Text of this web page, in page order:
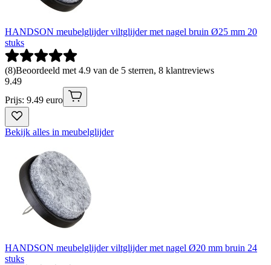
HANDSON meubelglijder viltglijder met nagel bruin Ø25 mm 20
stuks
(8)Beoordeeld met 4.9 van de 5 sterren, 8 klantreviews
9.49
Prijs: 9.49 euro
Bekijk alles in meubelglijder
HANDSON meubelglijder viltglijder met nagel Ø20 mm bruin 24
stuks